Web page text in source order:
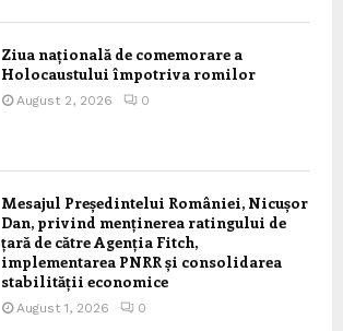
Ziua națională de comemorare a
Holocaustului împotriva romilor
August 2, 2026 0
Mesajul Președintelui României, Nicușor
Dan, privind menținerea ratingului de
țară de către Agenția Fitch,
implementarea PNRR și consolidarea
stabilității economice
August 1, 2026 0